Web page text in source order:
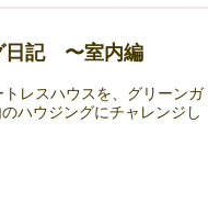
日記 〜室内編
レスハウスを、グリーンガ
ハウジングにチャレンジし